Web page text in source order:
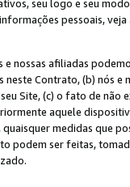
seu logo e seu
pessoais,
e nossas afiliadas
Contrato, (b) nós
Site, (c) o fato de
aquele
medidas que
podem ser feitas,